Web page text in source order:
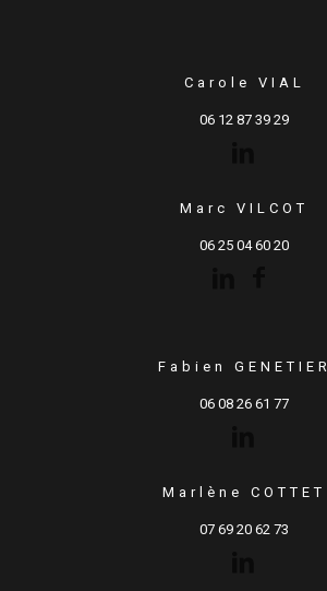
Carole VIAL
06 12 87 39 29
Marc VILCOT
06 25 04 60 20
Fabien GENETIER
06 08 26 61 77
Marlène COTTET
07 69 20 62 73